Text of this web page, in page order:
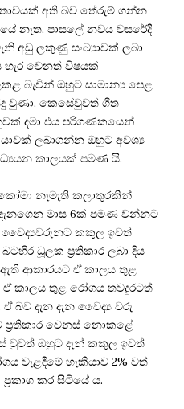
අති බව තේරුම් ගන්න
නැත. පාසලේ නවය වසරේදී
අඩු ලකුණු සංඛ්‍යාවක් ලබා
හැර වෙනත් විෂයක්
බැවින් ඔහුට සාමාන්‍ය පෙළ
වුණා. කෙසේවුවත් ගීත
දමා එය පරිගණකයෙන්
ලබාගන්න ඔහුට අවශ්‍ය
කාලයක් පමණ යි.
නැමැති කලාතුරකින්
මාස 6ක් පමණ වන්නට
වෛද්‍යවරුනට කකුල ඉවත්
ධූලක ප්‍රතිකාර ලබා දිය
ආකාරයට ඒ කාලය තුළ
කාලය තුළ රෝගය තවදුරටත්
බව දැන දැන වෛද්‍ය වරු
ප්‍රතිකාර වෙනස් නොකළේ
වුවත් ඔහුට දැන් කකුල ඉවත්
වැළඳීමේ හැකියාව 2% වත්
කර සිටියේ ය.